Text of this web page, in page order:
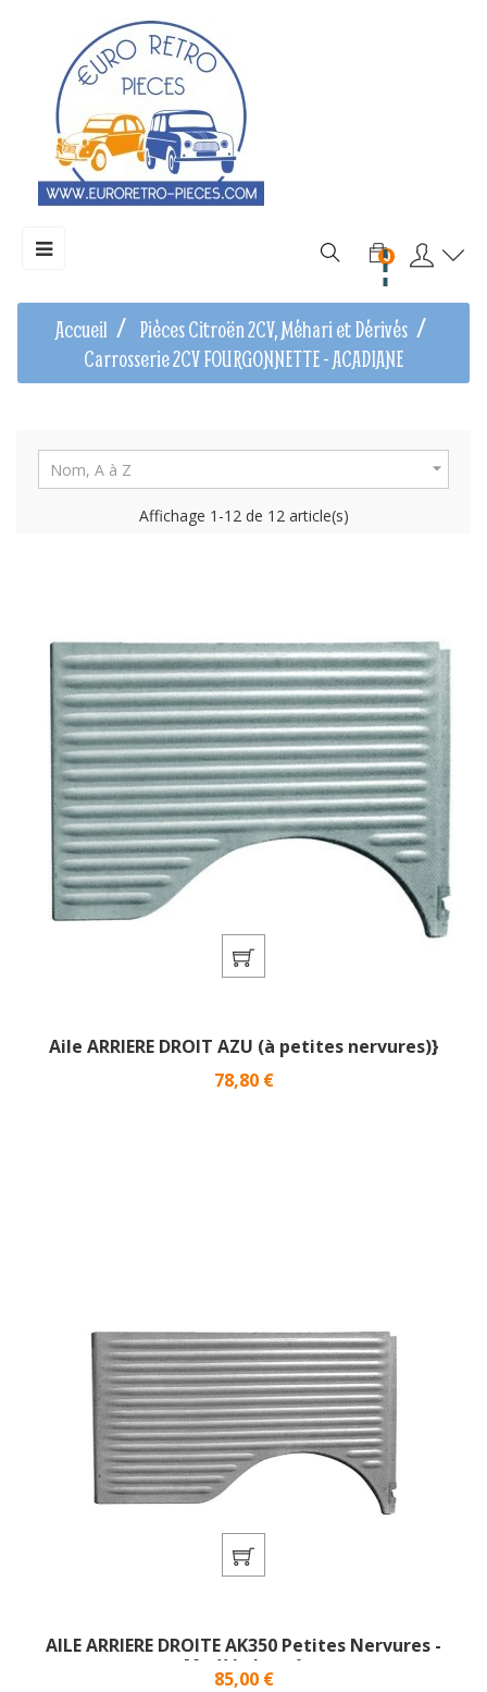
Basculer
☰ 0
Accueil
Pièces Citroën 2CV, Méhari et Dérivés
Carrosserie 2CV FOURGONNETTE - ACADIANE
Nom, A à Z 
Affichage 1-12 de 12 article(s)
Aile ARRIERE DROIT AZU (à petites nervures)}
Prix
78,80 €
AILE ARRIERE DROITE AK350 Petites Nervures -
Modèle Long}
Prix
85,00 €